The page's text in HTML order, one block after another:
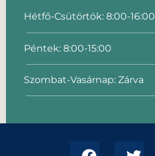
Hétfő-Csütörtök: 8:00-16:00
Péntek: 8:00-15:00
Szombat-Vasárnap: Zárva